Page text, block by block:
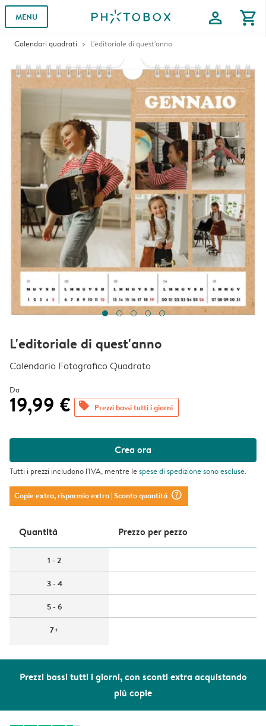
MENU profile shopping_cart
Calendari quadrati L'editoriale di quest'anno
Prezzi bassi tutti i giorni, con sconti extra acquistando
più copie
L'editoriale di quest'anno
Calendario Fotografico Quadrato
Da
19,99 € offers Prezzi bassi tutti i giorni
Crea ora
Tutti i prezzi includono l'IVA, mentre lespese di spedizionesono escluse.
Copie extra, risparmio extra| Sconto quantità question_mark_circle
Quantità Prezzo per pezzo
1 - 2
3 - 4
5 - 6
7+